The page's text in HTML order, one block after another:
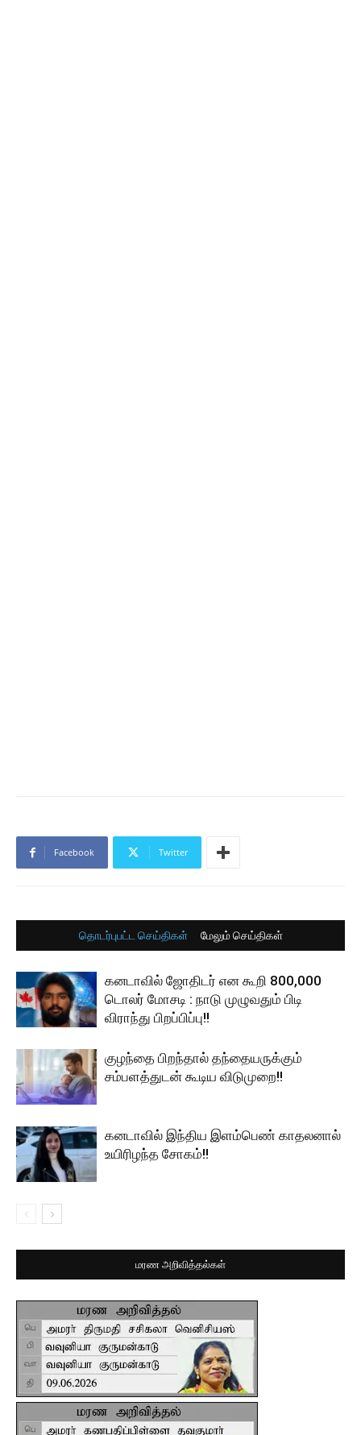
Facebook Twitter
தொடர்புபட்ட செய்திகள் மேலும் செய்திகள்
கனடாவில் ஜோதிடர் என கூறி 800,000
டொலர் மோசடி : நாடு முழுவதும் பிடி
விராந்து பிறப்பிப்பு!!
குழந்தை பிறந்தால் தந்தையருக்கும்
சம்பளத்துடன் கூடிய விடுமுறை!!
கனடாவில் இந்திய இளம்பெண் காதலனால்
உயிரிழந்த சோகம்!!
மரண அறிவித்தல்கள்